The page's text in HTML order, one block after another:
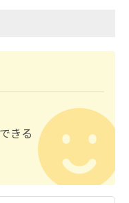
きる